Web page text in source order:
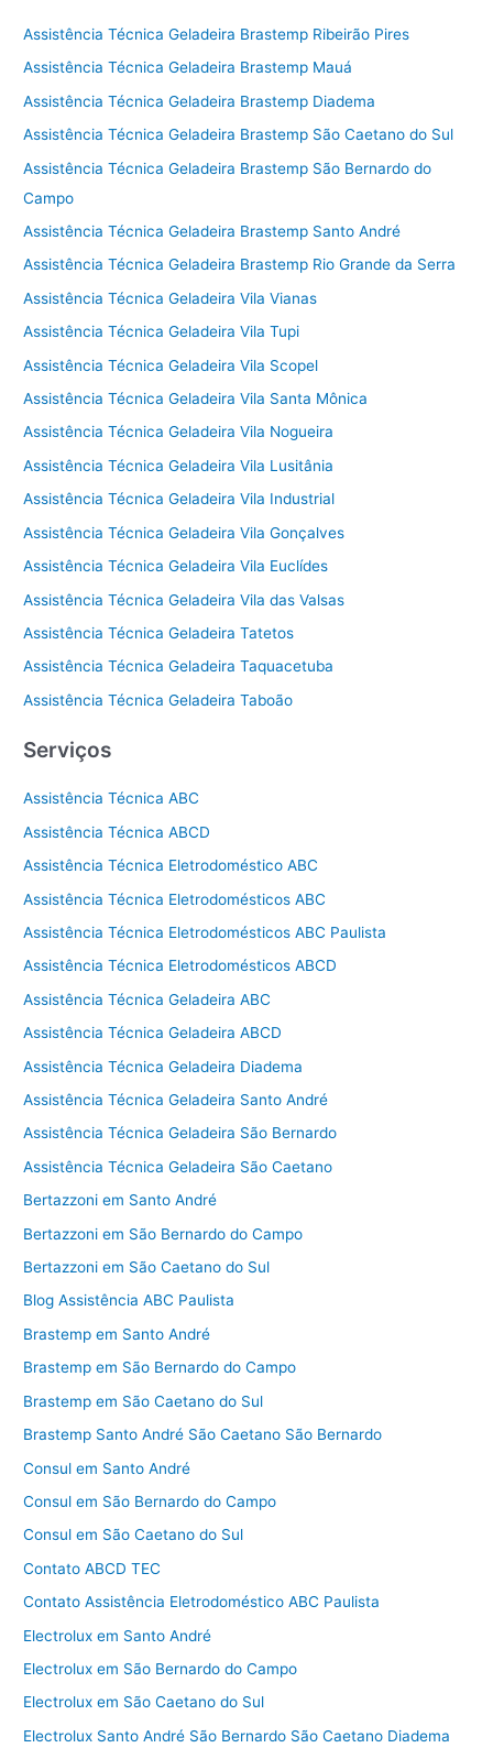
Assistência Técnica Geladeira Brastemp Ribeirão Pires
Assistência Técnica Geladeira Brastemp Mauá
Assistência Técnica Geladeira Brastemp Diadema
Assistência Técnica Geladeira Brastemp São Caetano do Sul
Assistência Técnica Geladeira Brastemp São Bernardo do
Campo
Assistência Técnica Geladeira Brastemp Santo André
Assistência Técnica Geladeira Brastemp Rio Grande da Serra
Assistência Técnica Geladeira Vila Vianas
Assistência Técnica Geladeira Vila Tupi
Assistência Técnica Geladeira Vila Scopel
Assistência Técnica Geladeira Vila Santa Mônica
Assistência Técnica Geladeira Vila Nogueira
Assistência Técnica Geladeira Vila Lusitânia
Assistência Técnica Geladeira Vila Industrial
Assistência Técnica Geladeira Vila Gonçalves
Assistência Técnica Geladeira Vila Euclídes
Assistência Técnica Geladeira Vila das Valsas
Assistência Técnica Geladeira Tatetos
Assistência Técnica Geladeira Taquacetuba
Assistência Técnica Geladeira Taboão
Serviços
Assistência Técnica ABC
Assistência Técnica ABCD
Assistência Técnica Eletrodoméstico ABC
Assistência Técnica Eletrodomésticos ABC
Assistência Técnica Eletrodomésticos ABC Paulista
Assistência Técnica Eletrodomésticos ABCD
Assistência Técnica Geladeira ABC
Assistência Técnica Geladeira ABCD
Assistência Técnica Geladeira Diadema
Assistência Técnica Geladeira Santo André
Assistência Técnica Geladeira São Bernardo
Assistência Técnica Geladeira São Caetano
Bertazzoni em Santo André
Bertazzoni em São Bernardo do Campo
Bertazzoni em São Caetano do Sul
Blog Assistência ABC Paulista
Brastemp em Santo André
Brastemp em São Bernardo do Campo
Brastemp em São Caetano do Sul
Brastemp Santo André São Caetano São Bernardo
Consul em Santo André
Consul em São Bernardo do Campo
Consul em São Caetano do Sul
Contato ABCD TEC
Contato Assistência Eletrodoméstico ABC Paulista
Electrolux em Santo André
Electrolux em São Bernardo do Campo
Electrolux em São Caetano do Sul
Electrolux Santo André São Bernardo São Caetano Diadema